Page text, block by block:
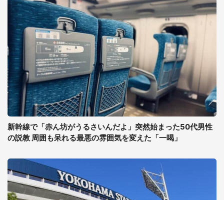
新幹線で「赤ん坊がうるさいんだよ」突然始まった50代男性
の説教 周囲も呆れる最悪の雰囲気を変えた「一喝」